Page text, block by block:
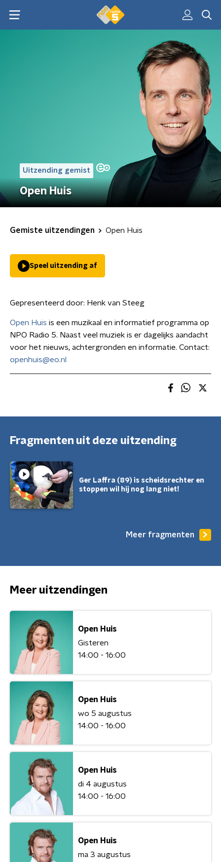
Uitzending gemist
Open Huis
Gemiste uitzendingen Open Huis
Speel uitzending af
Gepresenteerd door: Henk van Steeg
Open Huis is een muzikaal en informatief programma op
NPO Radio 5. Naast veel muziek is er dagelijks aandacht
voor het nieuws, achtergronden en informatie. Contact:
openhuis@eo.nl
Fragmenten uit deze uitzending
Ger Laffra (89) is scheidsrechter en
stoppen wil hij nog lang niet!
Meer fragmenten
Meer uitzendingen
Open Huis
Gisteren
14:00 - 16:00
Open Huis
wo 5 augustus
14:00 - 16:00
Open Huis
di 4 augustus
14:00 - 16:00
Open Huis
ma 3 augustus